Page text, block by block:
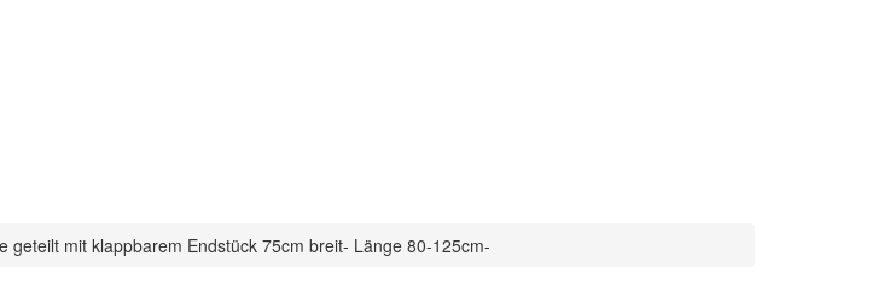
geteilt mit klappbarem Endstück 75cm breit- Länge 80-125cm-